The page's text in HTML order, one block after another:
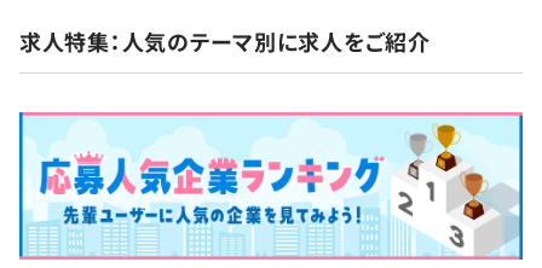
求人特集：人気のテーマ別に求人をご紹介